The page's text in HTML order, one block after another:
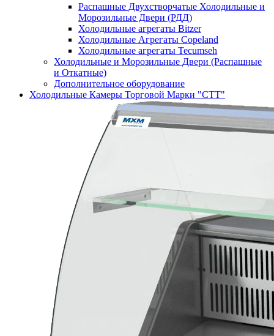
Распашные Двухстворчатые Холодильные и
Морозильные Двери (РДД)
Холодильные агрегаты Bitzer
Холодильные Агрегаты Copeland
Холодильные агрегаты Tecumseh
Холодильные и Морозильные Двери (Распашные
и Откатные)
Дополнительное оборудование
Холодильные Камеры Торговой Марки "СТТ"